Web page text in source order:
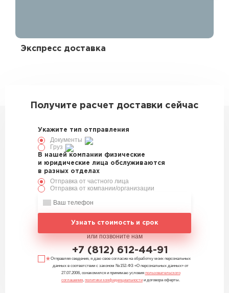
Экспресс доставка
Получите расчет доставки сейчас
Укажите тип отправления
Документы
Груз
В нашей компании физические
и юридические лица обслуживаются
в разных отделах
Отправка от частного лица
Отправка от компании/организации
Узнать стоимость и срок
или позвоните нам
+7 (812) 612-44-91
Отправляя сведения, я даю свое согласие на обработку моих персональных
данных в соответствии с законом №152-ФЗ «О персональных данных» от
27.07.2006, ознакомился и принимаю условия пользовательского
соглашения политики конфиденциальности и договора оферты.